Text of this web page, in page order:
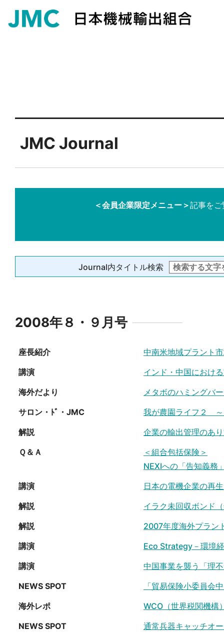
JMC Journal
＜会員企業限定メニュー＞記事を
Journal内タイトル検索
2008年８・９月号
座長紹介
中南米地域プラント
講演
インド・中国におけ
海外だより
メタボのハミングバ
サロン・ﾄﾞ・JMC
我が農園ライフ２ ～
解説
企業の輸出管理のあ
Ｑ＆Ａ
＜組合包括保険＞
NEXIへの「告知義務
講演
日本の電機企業の再
解説
イラク未回収ボンド
解説
2007年度海外プラン
講演
Eco Strategy－環境
講演
中国事業を襲う「理
NEWS SPOT
「貿易保険小委員会
海外レポ
WCO（世界税関機構
NEWS SPOT
通常兵器キャッチオ